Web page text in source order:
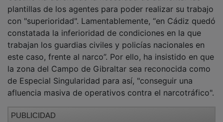
con "superioridad". Lamentablemente, “en Cádiz quedó
constatada la inferioridad de condiciones en la que
trabajan los guardias civiles y policías nacionales en
este caso, frente al narco”. Por ello, ha insistido en que
la zona del Campo de Gibraltar sea reconocida como
de Especial Singularidad para así, "conseguir una
afluencia masiva de operativos contra el narcotráfico".